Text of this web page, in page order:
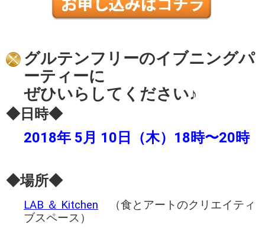
グルテンフリーのイブニングパ
ーティーに
ぜひいらしてください♪
◆日時◆
2018年 5月 10日（木）18時〜20時
◆場所◆
LAB ＆ Kitchen （食とアートのクリエイティ
ブスペース）